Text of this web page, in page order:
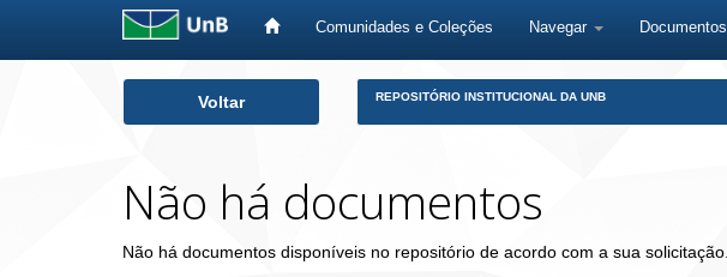
Comunidades e Coleções Navegar Documentos
Voltar REPOSITÓRIO INSTITUCIONAL DA UNB
Não há documentos
Não há documentos disponíveis no repositório de acordo com a sua solicitação.